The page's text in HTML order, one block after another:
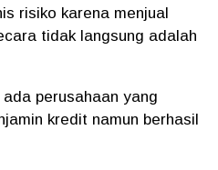
risiko karena menjual
tidak langsung adalah
perusahaan yang
kredit namun berhasil